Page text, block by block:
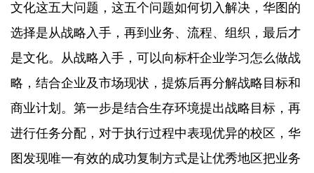
文化这五大问题，这五个问题如何切入解决，华图的
选择是从战略入手，再到业务、流程、组织，最后才
是文化。从战略入手，可以向标杆企业学习怎么做战
略，结合企业及市场现状，提炼后再分解战略目标和
商业计划。第一步是结合生存环境提出战略目标，再
进行任务分配，对于执行过程中表现优异的校区，华
图发现唯一有效的成功复制方式是让优秀地区把业务